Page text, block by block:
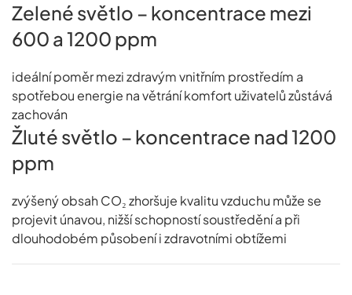
Zelené světlo – koncentrace mezi
600 a 1200 ppm
ideální poměr mezi zdravým vnitřním prostředím a
spotřebou energie na větrání komfort uživatelů zůstává
zachován
Žluté světlo – koncentrace nad 1200
ppm
zvýšený obsah CO₂ zhoršuje kvalitu vzduchu může se
projevit únavou, nižší schopností soustředění a při
dlouhodobém působení i zdravotními obtížemi